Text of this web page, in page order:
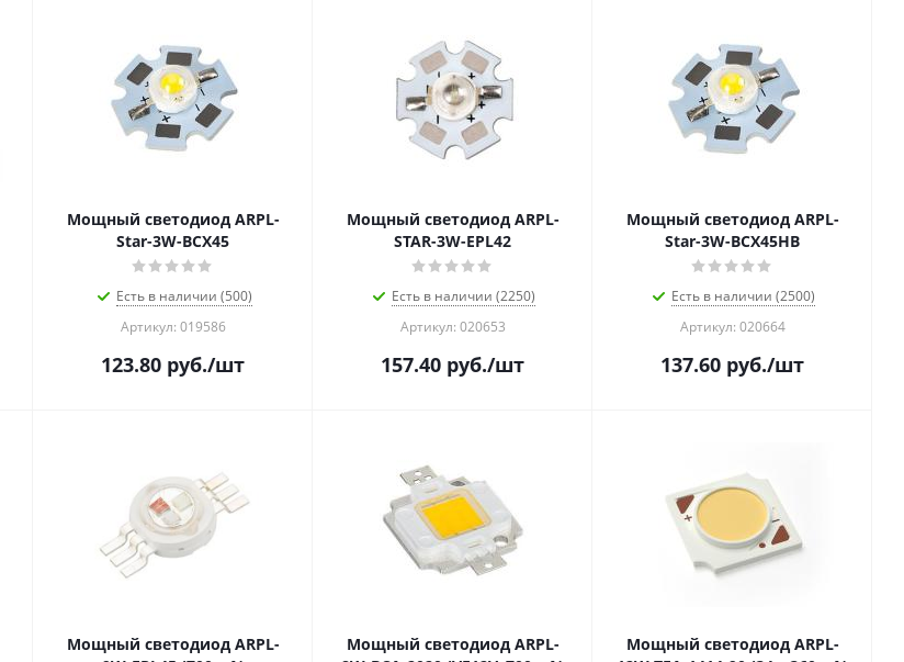
Мощный светодиод ARPL-
Star-3W-BCX45
Есть в наличии (500)
Артикул: 019586
123.80 руб./шт
Мощный светодиод ARPL-
STAR-3W-EPL42
Есть в наличии (2250)
Артикул: 020653
157.40 руб./шт
Мощный светодиод ARPL-
Star-3W-BCX45HB
Есть в наличии (2500)
Артикул: 020664
137.60 руб./шт
Мощный светодиод ARPL-
Мощный светодиод ARPL-
Мощный светодиод ARPL-